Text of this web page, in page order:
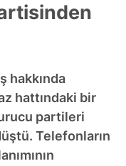
hakkında
hattındaki bir
partileri
Telefonların